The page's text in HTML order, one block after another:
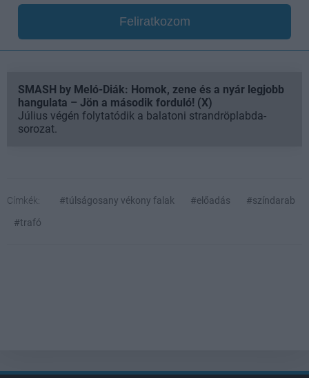
Feliratkozom
SMASH by Meló-Diák: Homok, zene és a nyár legjobb
hangulata – Jön a második forduló! (X)
Július végén folytatódik a balatoni strandröplabda-
sorozat.
Címkék: #túlságosany vékony falak #előadás
#színdarab
#trafó